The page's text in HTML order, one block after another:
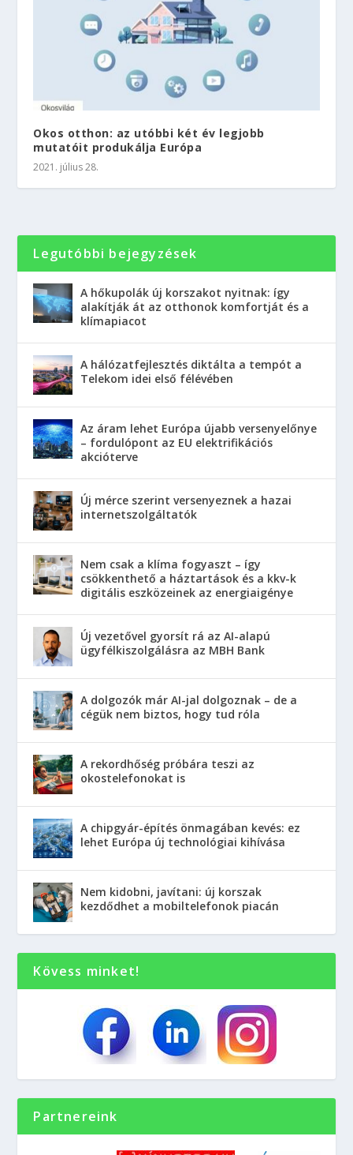
Okos otthon: az utóbbi két év legjobb
mutatóit produkálja Európa
2021. július 28.
Legutóbbi bejegyzések
A hőkupolák új korszakot nyitnak: így
alakítják át az otthonok komfortját és a
klímapiacot
A hálózatfejlesztés diktálta a tempót a
Telekom idei első félévében
Az áram lehet Európa újabb versenyelőnye
– fordulópont az EU elektrifikációs
akcióterve
Új mérce szerint versenyeznek a hazai
internetszolgáltatók
Nem csak a klíma fogyaszt – így
csökkenthető a háztartások és a kkv-k
digitális eszközeinek az energiaigénye
Új vezetővel gyorsít rá az AI-alapú
ügyfélkiszolgálásra az MBH Bank
A dolgozók már AI-jal dolgoznak – de a
cégük nem biztos, hogy tud róla
A rekordhőség próbára teszi az
okostelefonokat is
A chipgyár-építés önmagában kevés: ez
lehet Európa új technológiai kihívása
Nem kidobni, javítani: új korszak
kezdődhet a mobiltelefonok piacán
Kövess minket!
Partnereink